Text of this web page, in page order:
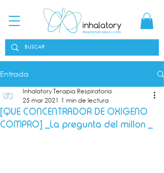
Entrada
[QUE CONCENTRADOR DE OXIGENO
COMPRO] _La pregunta del millon _
Inhalatory Terapia Respiratoria
25 mar 2021 1 min de lectura